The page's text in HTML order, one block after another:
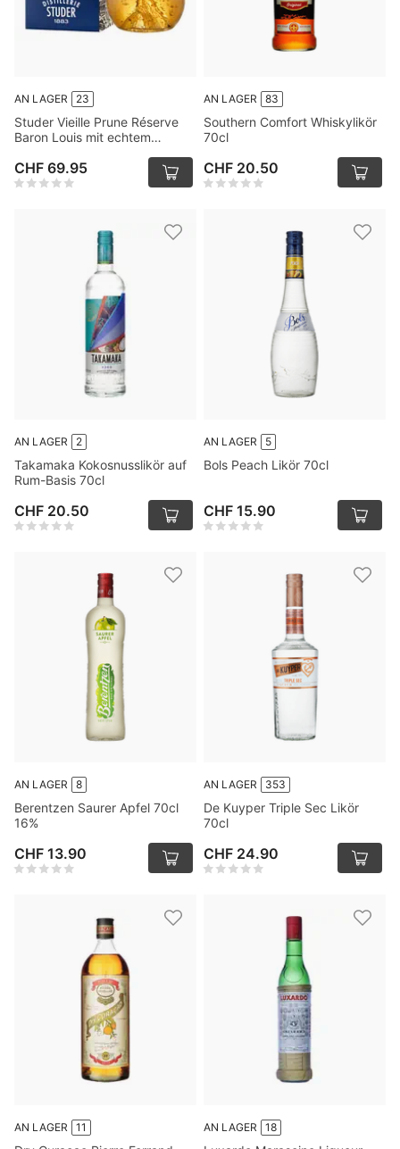
AN LAGER 23
Studer Vieille Prune Réserve
Baron Louis mit echtem
CHF 69.95
AN LAGER 83
Southern Comfort Whiskylikör
70cl
CHF 20.50
AN LAGER 2
Takamaka Kokosnusslikör auf
Rum-Basis 70cl
CHF 20.50
AN LAGER 5
Bols Peach Likör 70cl
CHF 15.90
AN LAGER 8
Berentzen Saurer Apfel 70cl
16%
CHF 13.90
AN LAGER 353
De Kuyper Triple Sec Likör
70cl
CHF 24.90
AN LAGER 11 AN LAGER 18